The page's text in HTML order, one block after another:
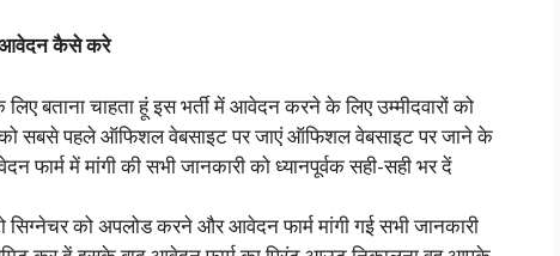
कैसे करे
बताना चाहता हूं इस भर्ती में आवेदन करने के लिए उम्मीदवारों को
को सबसे पहले ऑफिशल वेबसाइट पर जाएं ऑफिशल वेबसाइट पर जाने के
फार्म में मांगी की सभी जानकारी को ध्यानपूर्वक सही-सही भर दें
को अपलोड करने और आवेदन फार्म मांगी गई सभी जानकारी